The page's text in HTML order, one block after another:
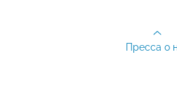
Пресса о